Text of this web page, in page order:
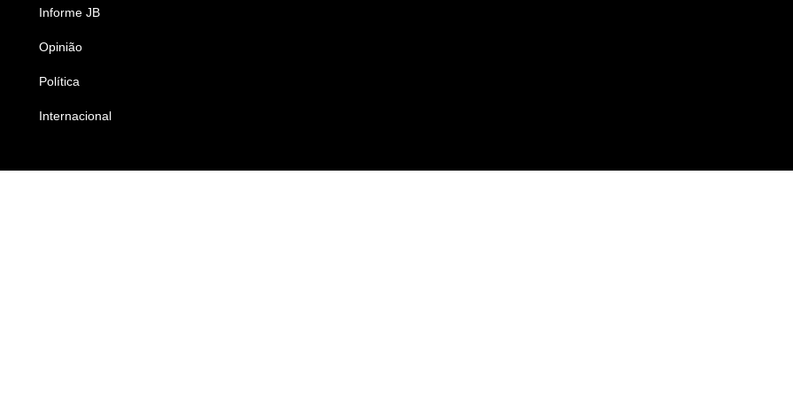
Informe JB
Opinião
Política
Internacional